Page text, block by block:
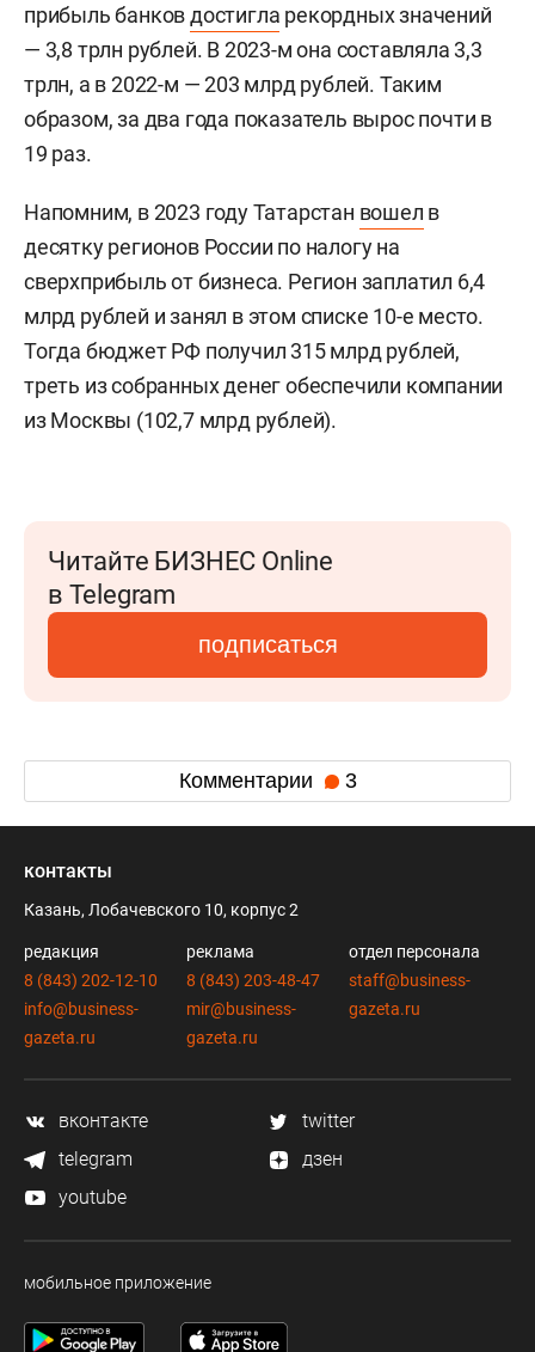
прибыль банковдостигла рекордных значений
— 3,8 трлн рублей. В 2023-м она составляла 3,3
трлн, а в 2022-м — 203 млрд рублей. Таким
образом, за два года показатель вырос почти в
19 раз.
Напомним, в 2023 году Татарстан вошел в
десятку регионов России по налогу на
сверхприбыль от бизнеса. Регион заплатил 6,4
млрд рублей и занял в этом списке 10-е место.
Тогда бюджет РФ получил 315 млрд рублей,
треть из собранных денег обеспечили компании
из Москвы (102,7 млрд рублей).
Читайте БИЗНЕС Online
в Telegram
подписаться
Комментарии 3
контакты
Казань, Лобачевского 10, корпус 2
редакция
8 (843) 202-12-10
info@business-
gazeta.ru
реклама
8 (843) 203-48-47
mir@business-
gazeta.ru
отдел персонала
staff@business-
gazeta.ru
вконтакте
twitter
telegram
дзен
youtube
мобильное приложение